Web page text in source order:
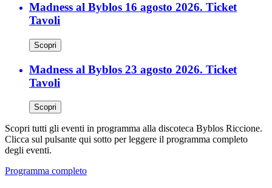
Madness al Byblos 16 agosto 2026. Ticket
Tavoli
Scopri
Madness al Byblos 23 agosto 2026. Ticket
Tavoli
Scopri
Scopri tutti gli eventi in programma alla discoteca Byblos Riccione.
Clicca sul pulsante qui sotto per leggere il programma completo
degli eventi.
Programma completo